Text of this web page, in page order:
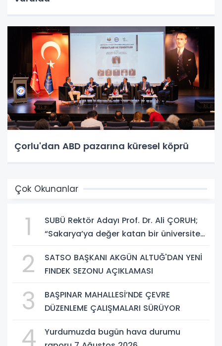
Çorlu'dan ABD pazarına küresel köprü
Çok Okunanlar
1
SUBÜ Rektör Adayı Prof. Dr. Ali ÇORUH;
“Sakarya’ya değer katan bir üniversite
2
SATSO BAŞKANI AKGÜN ALTUĞ'DAN YENİ
FINDEK SEZONU AÇIKLAMASI
3
BAŞPINAR MAHALLESİ’NDE ÇEVRE
DÜZENLEME ÇALIŞMALARI SÜRÜYOR
4
Yurdumuzda bugün hava durumu